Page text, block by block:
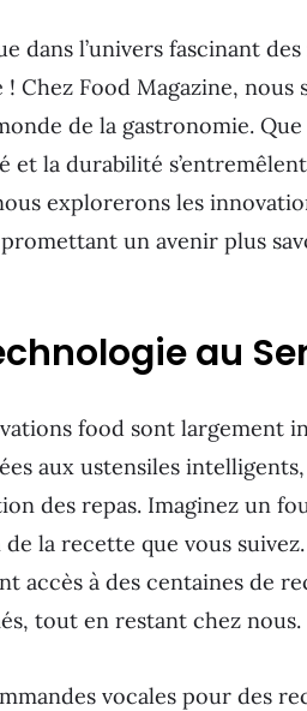
dans l’univers fascinant des
Chez Food Magazine, nous
de la gastronomie.
et la durabilité
explorerons les
un avenir plus
au
food sont largement
aux ustensiles
des repas. Imaginez un
la recette que vous
accès à des centaines de
tout en restant chez nous.
vocales pour des